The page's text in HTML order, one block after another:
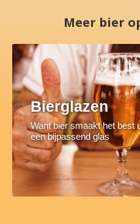
Meer bier
Bierglazen
Want bier smaakt het best
een bijpassend glas